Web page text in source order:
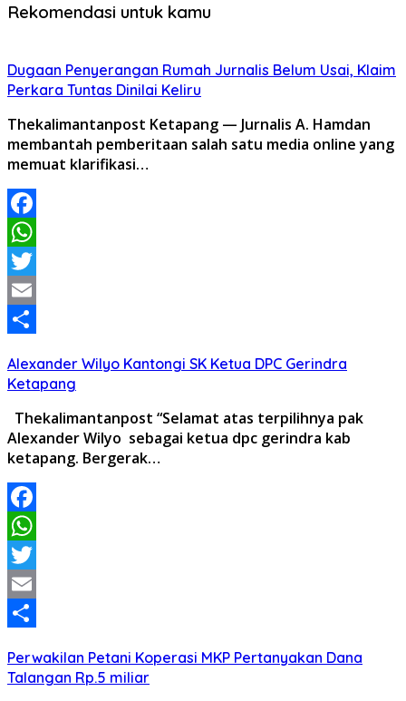
Rekomendasi untuk kamu
Dugaan Penyerangan Rumah Jurnalis Belum Usai, Klaim
Perkara Tuntas Dinilai Keliru
Thekalimantanpost Ketapang — Jurnalis A. Hamdan
membantah pemberitaan salah satu media online yang
memuat klarifikasi…
Facebook
WhatsApp
Twitter
Email
Alexander Wilyo Kantongi SK Ketua DPC Gerindra
Ketapang
Thekalimantanpost “Selamat atas terpilihnya pak
Alexander Wilyo sebagai ketua dpc gerindra kab
ketapang. Bergerak…
Facebook
WhatsApp
Twitter
Email
Perwakilan Petani Koperasi MKP Pertanyakan Dana
Talangan Rp.5 miliar